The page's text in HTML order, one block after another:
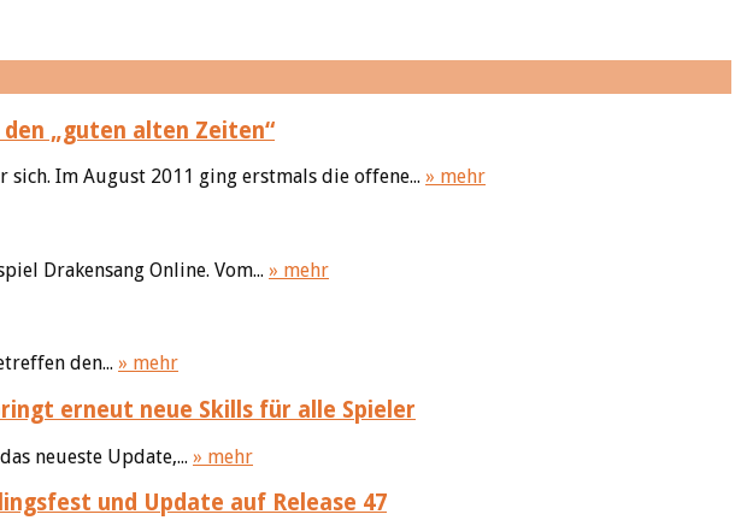
den „guten alten Zeiten“
sich. Im August 2011 ging erstmals die offene... » mehr
Drakensang Online. Vom... » mehr
den... » mehr
erneut neue Skills für alle Spieler
neueste Update,... » mehr
und Update auf Release 47